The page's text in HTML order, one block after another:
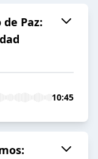
Paz:
10:45